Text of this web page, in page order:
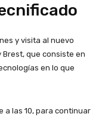
y visita al nuevo
que consiste en
en lo que
a las 10, para continuar